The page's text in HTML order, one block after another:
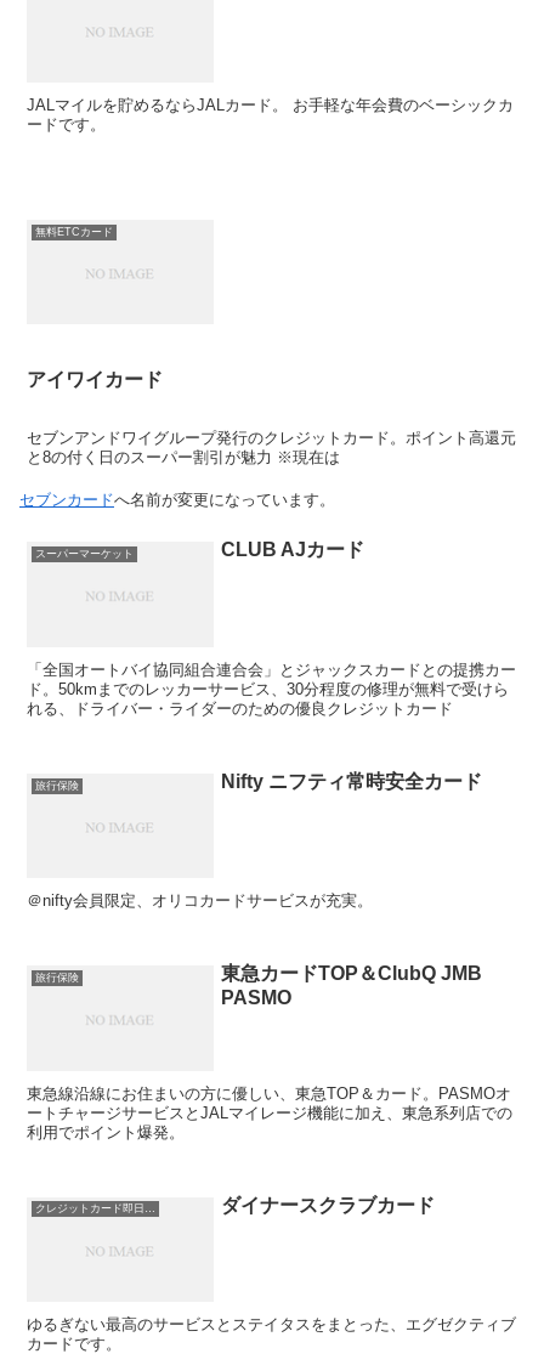
JALマイルを貯めるならJALカード。 お手軽な年会費のベーシックカ
ードです。
無料ETCカード
アイワイカード
セブンアンドワイグループ発行のクレジットカード。ポイント高還元
と8の付く日のスーパー割引が魅力 ※現在は
セブンカードへ名前が変更になっています。
スーパーマーケット CLUB AJカード
「全国オートバイ協同組合連合会」とジャックスカードとの提携カー
ド。50kmまでのレッカーサービス、30分程度の修理が無料で受けら
れる、ドライバー・ライダーのための優良クレジットカード
旅行保険 Nifty ニフティ常時安全カード
＠nifty会員限定、オリコカードサービスが充実。
旅行保険
東急カードTOP＆ClubQ JMB
PASMO
東急線沿線にお住まいの方に優しい、東急TOP＆カード。PASMOオ
ートチャージサービスとJALマイレージ機能に加え、東急系列店での
利用でポイント爆発。
クレジットカード即日発行 ダイナースクラブカード
ゆるぎない最高のサービスとステイタスをまとった、エグゼクティブ
カードです。